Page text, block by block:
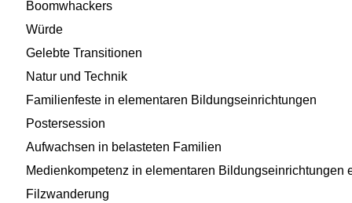
Boomwhackers
Würde
Gelebte Transitionen
Natur und Technik
Familienfeste in elementaren Bildungseinrichtungen
Postersession
Aufwachsen in belasteten Familien
Medienkompetenz in elementaren Bildungseinrichtungen
Filzwanderung